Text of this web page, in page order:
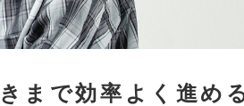
まで効率よく進め